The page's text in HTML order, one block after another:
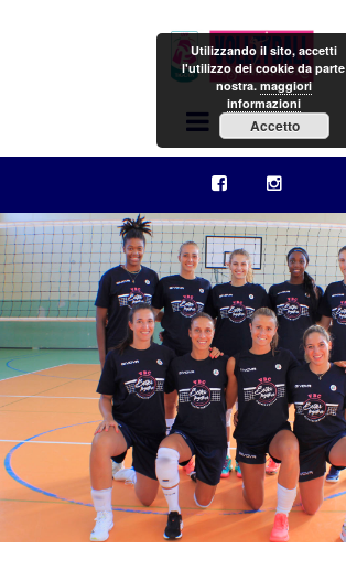
Menu
Utilizzando il sito, accetti
l'utilizzo dei cookie da parte
nostra.maggiori
informazioni
Accetto